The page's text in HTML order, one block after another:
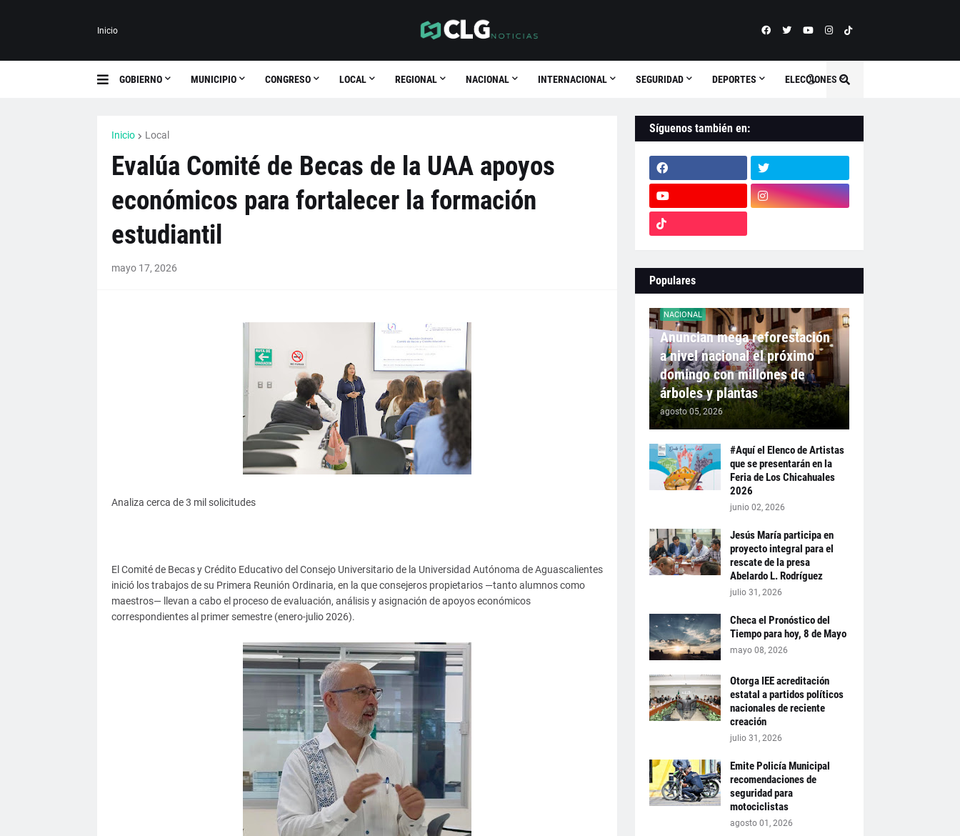
Inicio
GOBIERNO MUNICIPIO CONGRESO LOCAL REGIONAL NACIONAL INTERNACIONAL SEGURIDAD DEPORTES ELECCIONES
Inicio Local
Evalúa Comité de Becas de la UAA apoyos
económicos para fortalecer la formación
estudiantil
mayo 17, 2026
Analiza cerca de 3 mil solicitudes
El Comité de Becas y Crédito Educativo del Consejo Universitario de la Universidad Autónoma de Aguascalientes
inició los trabajos de su Primera Reunión Ordinaria, en la que consejeros propietarios —tanto alumnos como
maestros— llevan a cabo el proceso de evaluación, análisis y asignación de apoyos económicos
correspondientes al primer semestre (enero-julio 2026).
Síguenos también en:
Populares
NACIONAL
Anuncian mega reforestación
a nivel nacional el próximo
domingo con millones de
árboles y plantas
agosto 05, 2026
#Aquí el Elenco de Artistas
que se presentarán en la
Feria de Los Chicahuales
2026
junio 02, 2026
Jesús María participa en
proyecto integral para el
rescate de la presa
Abelardo L. Rodríguez
julio 31, 2026
Checa el Pronóstico del
Tiempo para hoy, 8 de Mayo
mayo 08, 2026
Otorga IEE acreditación
estatal a partidos políticos
nacionales de reciente
creación
julio 31, 2026
Emite Policía Municipal
recomendaciones de
seguridad para
motociclistas
agosto 01, 2026